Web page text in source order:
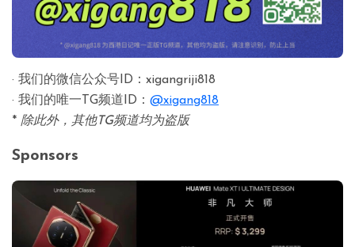
· 我们的微信公众号ID：xigangriji818
· 我们的唯一TG频道ID： @xigang818
* 除此外，其他TG频道均为盗版
Sponsors